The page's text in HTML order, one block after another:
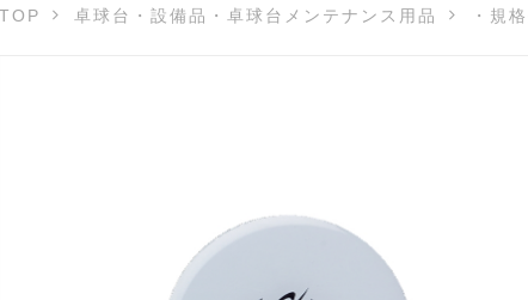
TOP 卓球台・設備品・卓球台メンテナンス用品 ・規